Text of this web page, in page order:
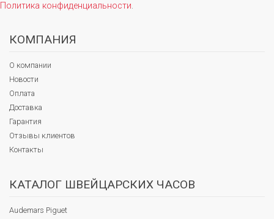
Политика конфиденциальности.
КОМПАНИЯ
О компании
Новости
Оплата
Доставка
Гарантия
Отзывы клиентов
Контакты
КАТАЛОГ ШВЕЙЦАРСКИХ ЧАСОВ
Audemars Piguet